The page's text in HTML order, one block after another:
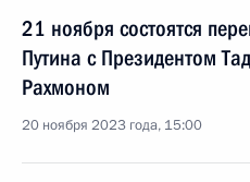
21 ноября состоятся
Путина с Президентом
Рахмоном
20 ноября 2023 года, 15:00